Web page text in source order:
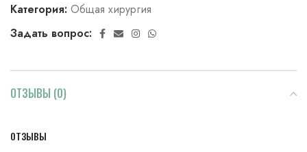
Категория: Общая хирургия
Задать вопрос:
ОТЗЫВЫ (0)
ОТЗЫВЫ